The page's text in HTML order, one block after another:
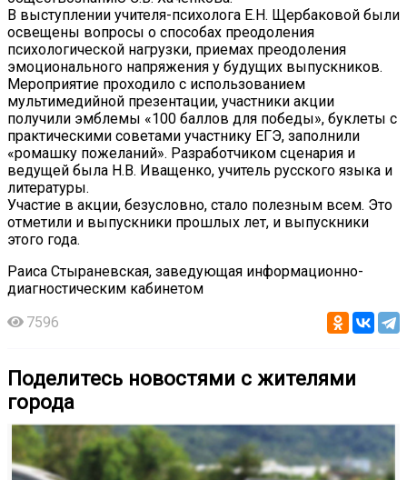
В выступлении учителя-психолога Е.Н. Щербаковой были
освещены вопросы о способах преодоления
психологической нагрузки, приемах преодоления
эмоционального напряжения у будущих выпускников.
Мероприятие проходило с использованием
мультимедийной презентации, участники акции
получили эмблемы «100 баллов для победы», буклеты с
практическими советами участнику ЕГЭ, заполнили
«ромашку пожеланий». Разработчиком сценария и
ведущей была Н.В. Иващенко, учитель русского языка и
литературы.
Участие в акции, безусловно, стало полезным всем. Это
отметили и выпускники прошлых лет, и выпускники
этого года.
Раиса Стыраневская, заведующая информационно-
диагностическим кабинетом
7596
Поделитесь новостями с жителями
города